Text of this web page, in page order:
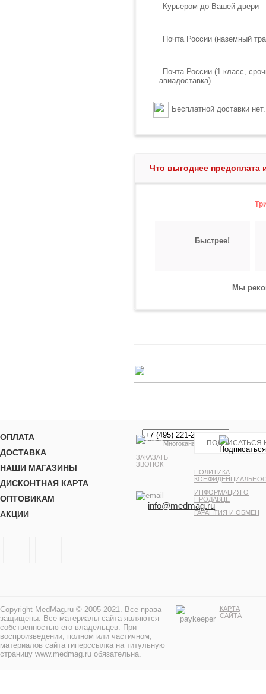
Курьером до Вашей двери
Почта России (наземный
Почта России (1 класс,
авиадоставка)
Бесплатной доставки нет.
Что выгоднее предоплата
Быстрее!
Мы
ОПЛАТА
ДОСТАВКА
НАШИ МАГАЗИНЫ
ДИСКОНТНАЯ КАРТА
ОПТОВИКАМ
АКЦИИ
Многоканальный
ЗАКАЗАТЬ
ЗВОНОК
info@medmag.ru
ПОЛИТИКА
ИНФОРМАЦИЯ О
ПРОДАВЦЕ
ГАРАНТИЯ И ОБМЕН
Copyright MedMag.ru © 2005-2021. Все права
защищены. Все материалы сайта являются
собственностью его владельцев. При
воспроизведении, полном или частичном,
материалов сайта гиперссылка на титульную
страницу www.medmag.ru обязательна.
КАРТА
САЙТА